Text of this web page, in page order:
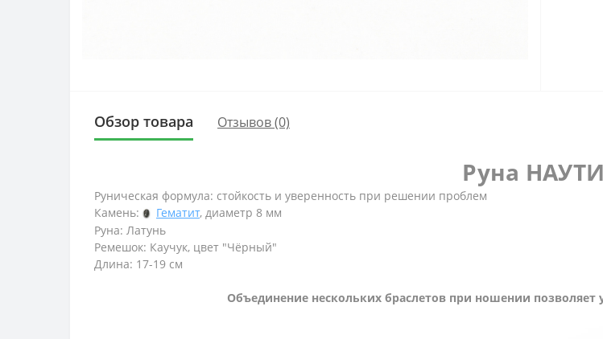
Обзор товара Отзывов (0)
Руна
Руническая формула: стойкость и уверенность при решении проблем
Камень:
Гематит, диаметр 8 мм
Руна: Латунь
Ремешок: Каучук, цвет "Чёрный"
Длина: 17-19 см
Объединение нескольких браслетов при ношении